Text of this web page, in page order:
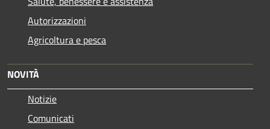
Autorizzazioni
Agricoltura e pesca
NOVITÀ
Notizie
Comunicati